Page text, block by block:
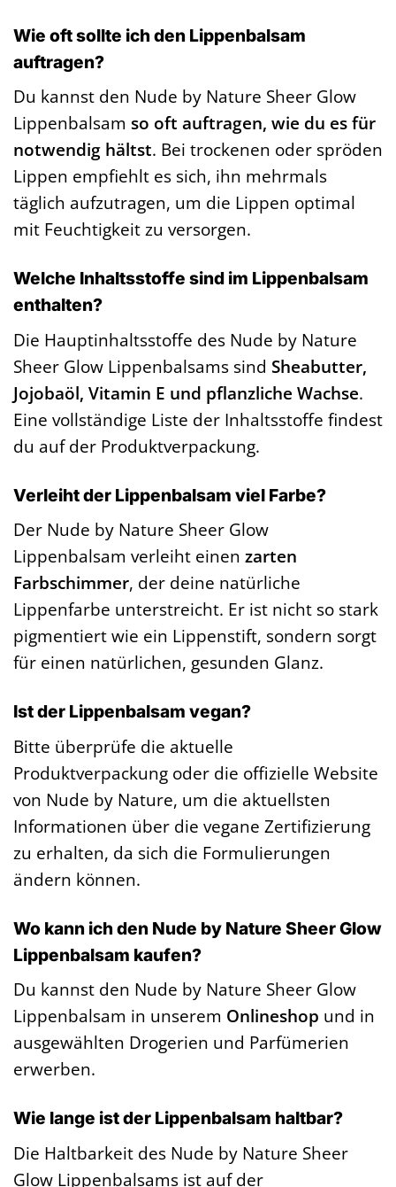
Wie oft sollte ich den Lippenbalsam
auftragen?
Du kannst den Nude by Nature Sheer Glow
Lippenbalsam so oft auftragen, wie du es für
notwendig hältst. Bei trockenen oder spröden
Lippen empfiehlt es sich, ihn mehrmals
täglich aufzutragen, um die Lippen optimal
mit Feuchtigkeit zu versorgen.
Welche Inhaltsstoffe sind im Lippenbalsam
enthalten?
Die Hauptinhaltsstoffe des Nude by Nature
Sheer Glow Lippenbalsams sind Sheabutter,
Jojobaöl, Vitamin E und pflanzliche Wachse.
Eine vollständige Liste der Inhaltsstoffe findest
du auf der Produktverpackung.
Verleiht der Lippenbalsam viel Farbe?
Der Nude by Nature Sheer Glow
Lippenbalsam verleiht einen zarten
Farbschimmer, der deine natürliche
Lippenfarbe unterstreicht. Er ist nicht so stark
pigmentiert wie ein Lippenstift, sondern sorgt
für einen natürlichen, gesunden Glanz.
Ist der Lippenbalsam vegan?
Bitte überprüfe die aktuelle
Produktverpackung oder die offizielle Website
von Nude by Nature, um die aktuellsten
Informationen über die vegane Zertifizierung
zu erhalten, da sich die Formulierungen
ändern können.
Wo kann ich den Nude by Nature Sheer Glow
Lippenbalsam kaufen?
Du kannst den Nude by Nature Sheer Glow
Lippenbalsam in unserem Onlineshop und in
ausgewählten Drogerien und Parfümerien
erwerben.
Wie lange ist der Lippenbalsam haltbar?
Die Haltbarkeit des Nude by Nature Sheer
Glow Lippenbalsams ist auf der